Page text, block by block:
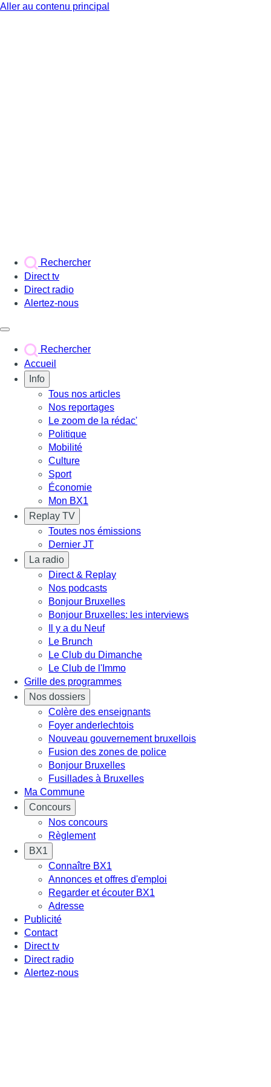
Aller au contenu principal
Rechercher
Direct tv
Direct radio
Alertez-nous
Rechercher
Accueil
Info
Tous nos articles
Nos reportages
Le zoom de la rédac'
Politique
Mobilité
Culture
Sport
Économie
Mon BX1
Replay TV
Toutes nos émissions
Dernier JT
La radio
Direct & Replay
Nos podcasts
Bonjour Bruxelles
Bonjour Bruxelles: les interviews
Il y a du Neuf
Le Brunch
Le Club du Dimanche
Le Club de l'Immo
Grille des programmes
Nos dossiers
Colère des enseignants
Foyer anderlechtois
Nouveau gouvernement bruxellois
Fusion des zones de police
Bonjour Bruxelles
Fusillades à Bruxelles
Ma Commune
Concours
Nos concours
Règlement
BX1
Connaître BX1
Annonces et offres d'emploi
Regarder et écouter BX1
Adresse
Publicité
Contact
Direct tv
Direct radio
Alertez-nous